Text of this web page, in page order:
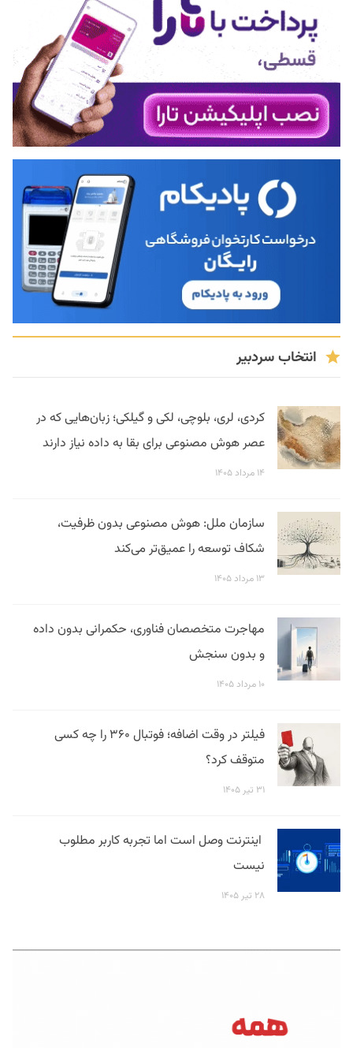
انتخاب سردبیر
کردی، لری، بلوچی، لکی و گیلکی؛ زبان‌هایی که در
عصر هوش مصنوعی برای بقا به داده نیاز دارند
۱۴ مرداد ۱۴۰۵
سازمان ملل: هوش مصنوعی بدون ظرفیت،
شکاف توسعه را عمیق‌تر می‌کند
۱۳ مرداد ۱۴۰۵
مهاجرت متخصصان فناوری، حکمرانی بدون داده
و بدون سنجش
۱۰ مرداد ۱۴۰۵
فیلتر در وقت اضافه؛ فوتبال ۳۶۰ را چه کسی
متوقف کرد؟
۳۱ تیر ۱۴۰۵
اینترنت وصل است اما تجربه کاربر مطلوب
نیست
۲۸ تیر ۱۴۰۵